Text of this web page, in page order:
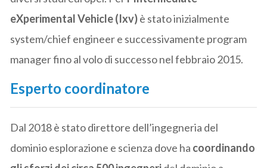
eXperimental Vehicle (Ixv)è stato inizialmente
system/chief engineer e successivamente program
manager fino al volo di successo nel febbraio 2015.
Esperto coordinatore
Dal 2018 è stato direttore dell’ingegneria del
dominio esplorazione e scienza dove ha coordinando